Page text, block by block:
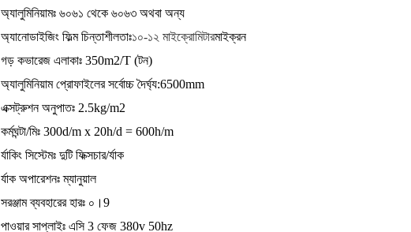
অ্যালুমিনিয়ামঃ ৬০৬১ থেকে ৬০৬৩ অথবা অন্য
অ্যানোডাইজিং ফিল্ম চিন্তাশীলতাঃ১০-১২ মাইক্রোমিটারমাইক্রন
গড় কভারেজ এলাকাঃ 350m2/T (টন)
অ্যালুমিনিয়াম প্রোফাইলের সর্বোচ্চ দৈর্ঘ্য:6500mm
এক্সট্রুশন অনুপাতঃ 2.5kg/m2
কর্মঘন্টা/মিঃ 300d/m x 20h/d = 600h/m
র্যাকিং সিস্টেমঃ দুটি ফিক্সচার/র্যাক
র্যাক অপারেশনঃ ম্যানুয়াল
সরঞ্জাম ব্যবহারের হারঃ ০।9
পাওয়ার সাপ্লাইঃ এসি 3 ফেজ 380v 50hz